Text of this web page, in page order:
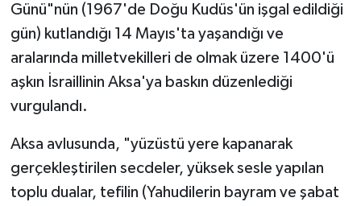
Günü"nün (1967'de Doğu Kudüs'ün işgal edildiği
gün) kutlandığı 14 Mayıs'ta yaşandığı ve
aralarında milletvekilleri de olmak üzere 1400'ü
aşkın İsraillinin Aksa'ya baskın düzenlediği
vurgulandı.
Aksa avlusunda, "yüzüstü yere kapanarak
gerçekleştirilen secdeler, yüksek sesle yapılan
toplu dualar, tefilin (Yahudilerin bayram ve şabat
Isparta Müftülüğü
İstanbul Müftülüğü
İzmir Müftülüğü
Kahramanmaraş Müftülüğü
Karabük Müftülüğü